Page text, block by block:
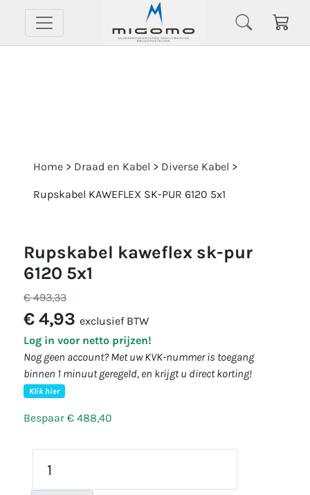
Home > Draad en Kabel > Diverse Kabel >
Rupskabel KAWEFLEX SK-PUR 6120 5x1
rupskabel kaweflex sk-pur
6120 5x1
€ 493,33
€ 4,93 exclusief BTW
Log in voor netto prijzen!
Nog geen account? Met uw KVK-nummer is toegang
binnen 1 minuut geregeld, en krijgt u direct korting!
Klik hier
Bespaar € 488,40